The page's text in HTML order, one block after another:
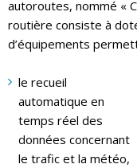
autoroutes, nommé «
routière consiste à
d’équipements
le recueil
automatique en
temps réel des
données concernant
le trafic et la météo,